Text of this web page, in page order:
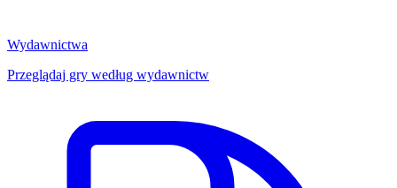
Wydawnictwa
Przeglądaj gry według wydawnictw